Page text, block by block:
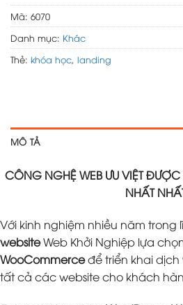
Mã: 6070
Danh mục: Khác
Thẻ: khóa học, landing
MÔ TẢ
CÔNG NGHỆ WEB ƯU VIỆT
NHẤT
Với kinh nghiệm nhiều năm trong
websiteWeb Khởi Nghiệp lựa
WooCommerceđể triển khai dịch
tất cả các website cho khách